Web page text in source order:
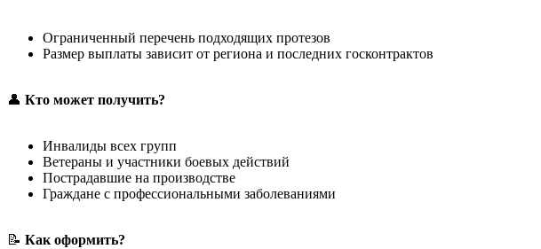
Ограниченный перечень подходящих протезов
Размер выплаты зависит от региона и последних госконтрактов
👤 Кто может получить?
Инвалиды всех групп
Ветераны и участники боевых действий
Пострадавшие на производстве
Граждане с профессиональными заболеваниями
📝 Как оформить?